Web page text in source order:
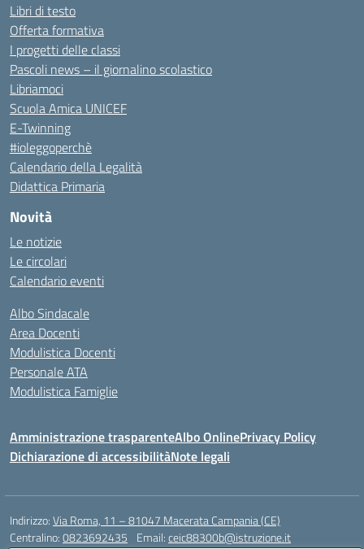
Libri di testo
Offerta formativa
I progetti delle classi
Pascoli news – il giornalino scolastico
Libriamoci
Scuola Amica UNICEF
E-Twinning
#ioleggoperchè
Calendario della Legalità
Didattica Primaria
Novità
Le notizie
Le circolari
Calendario eventi
Albo Sindacale
Area Docenti
Modulistica Docenti
Personale ATA
Modulistica Famiglie
Amministrazione trasparenteAlbo OnlinePrivacy Policy
Dichiarazione di accessibilitàNote legali
Indirizzo:Via Roma, 11 – 81047 Macerata Campania (CE)
Centralino:0823692435 Email:ceic88300b@istruzione.it